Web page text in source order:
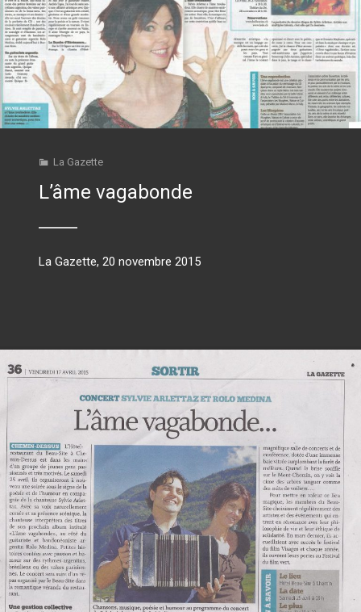
La Gazette
L’âme vagabonde
La Gazette, 20 novembre 2015